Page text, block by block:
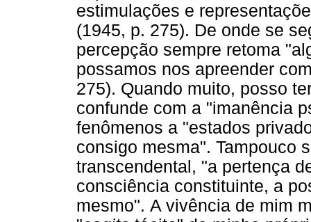
estimulações e
(1945, p. 275). De onde se
percepção sempre retoma
possamos nos apreender
275). Quando muito, posso
confunde com a "imanência
fenômenos a "estados
consigo mesma". Tampouco
transcendental, "a pertença
consciência constituinte, a
mesmo". A vivência de mim